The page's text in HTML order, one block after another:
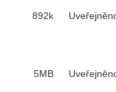
892k
5MB